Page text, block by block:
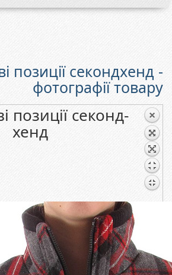
позиції секондхенд -
фотографії товару
позиції секонд-
хенд